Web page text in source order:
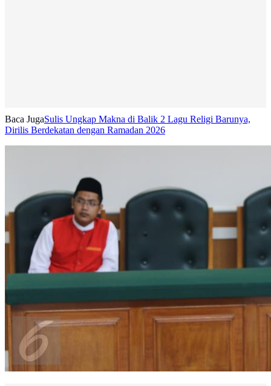
Baca JugaSulis Ungkap Makna di Balik 2 Lagu Religi Barunya,
Dirilis Berdekatan dengan Ramadan 2026